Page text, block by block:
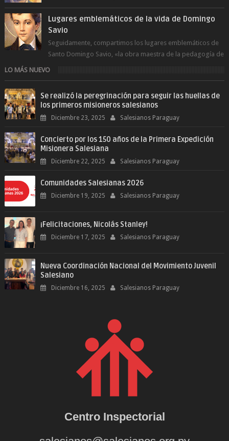
del Espíritu Santo y fr...
Lugares emblemáticos de la vida de Domingo
Savio
Seguidamente, compartimos los lugares emblemáticos de
Santo Domingo Savio, «la obra maestra de la pedagogía de
Don Bosco». San Giovann...
LO MÁS NUEVO
Se realizó la peregrinación para seguir las huellas de
los primeros misioneros salesianos
Diciembre 23, 2025 Salesianos Paraguay
Concierto por los 150 años de la Primera Expedición
Misionera Salesiana
Diciembre 22, 2025 Salesianos Paraguay
Comunidades Salesianas 2026
Diciembre 19, 2025 Salesianos Paraguay
¡Felicitaciones, Nicolás Stanley!
Diciembre 17, 2025 Salesianos Paraguay
Nueva Coordinación Nacional del Movimiento Juvenil
Salesiano
Diciembre 16, 2025 Salesianos Paraguay
Centro Inspectorial